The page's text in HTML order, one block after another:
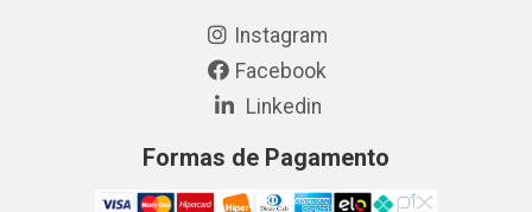
Instagram
Facebook
Linkedin
Formas de Pagamento